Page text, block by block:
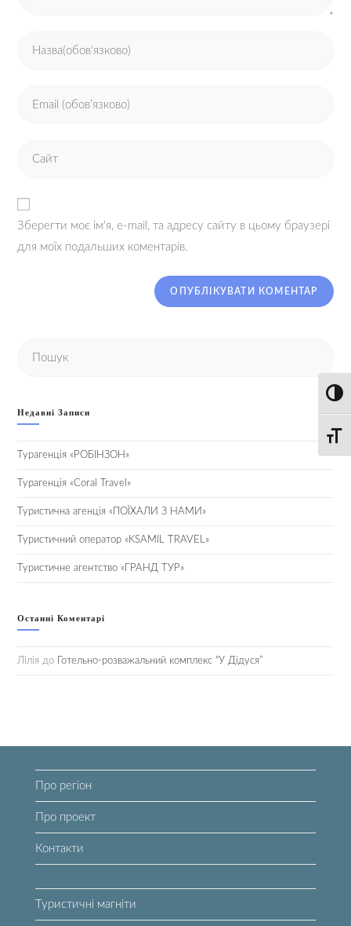
Зберегти моє ім'я, e-mail, та адресу сайту в цьому браузері
для моїх подальших коментарів.
Недавні Записи
Турагенція «РОБІНЗОН»
Турагенція «Coral Travel»
Туристична агенція «ПОЇХАЛИ З НАМИ»
Туристичний оператор «KSAMIL TRAVEL»
Туристичне агентство «ГРАНД ТУР»
Останні Коментарі
Лілія до Готельно-розважальний комплекс “У Дідуся”
Про регіон
Про проект
Контакти
Туристичні магніти